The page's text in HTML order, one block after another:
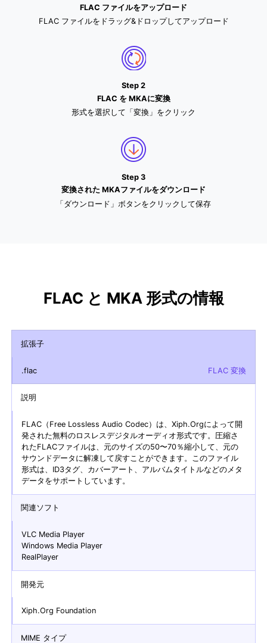
FLAC ファイルをアップロード
FLAC ファイルをドラッグ&ドロップしてアップロード
Step 2
FLAC を MKAに変換
形式を選択して「変換」をクリック
Step 3
変換された MKAファイルをダウンロード
「ダウンロード」ボタンをクリックして保存
FLAC と MKA 形式の情報
拡張子
.flac FLAC 変換
説明
FLAC（Free Lossless Audio Codec）は、Xiph.Orgによって開
発された無料のロスレスデジタルオーディオ形式です。圧縮さ
れたFLACファイルは、元のサイズの50〜70％縮小して、元の
サウンドデータに解凍して戻すことができます。このファイル
形式は、ID3タグ、カバーアート、アルバムタイトルなどのメタ
データをサポートしています。
関連ソフト
VLC Media Player
Windows Media Player
RealPlayer
開発元
Xiph.Org Foundation
MIME タイプ